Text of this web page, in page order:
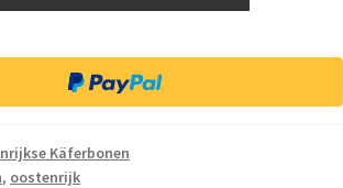
Käferbonen
, oostenrijk